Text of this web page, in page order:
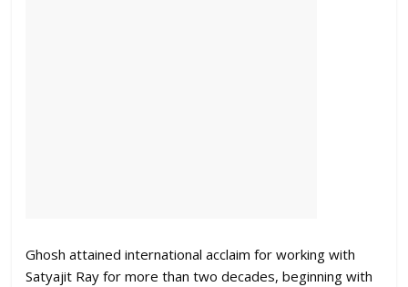
Ghosh attained international acclaim for working with
Satyajit Ray for more than two decades, beginning with